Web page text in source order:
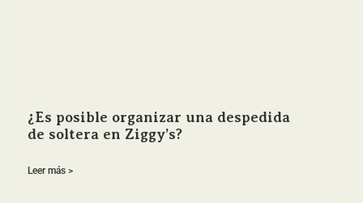
¿Es posible organizar una despedida
de soltera en Ziggy’s?
Leer más >